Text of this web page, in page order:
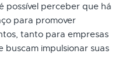
possível perceber que há
para promover
tanto para empresas
impulsionar suas